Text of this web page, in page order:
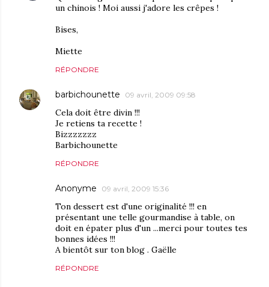
un chinois ! Moi aussi j'adore les crêpes !
Bises,
Miette
RÉPONDRE
barbichounette 09 avril, 2009 09:58
Cela doit être divin !!!
Je retiens ta recette !
Bizzzzzzz
Barbichounette
RÉPONDRE
Anonyme 09 avril, 2009 15:36
Ton dessert est d'une originalité !!! en
présentant une telle gourmandise à table, on
doit en épater plus d'un ...merci pour toutes tes
bonnes idées !!!
A bientôt sur ton blog . Gaëlle
RÉPONDRE